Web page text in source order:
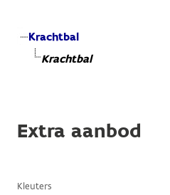
Krachtbal
Krachtbal
Extra aanbod
Kleuters